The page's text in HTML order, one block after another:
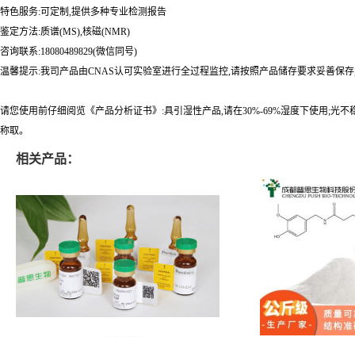
特色服务:可定制,提供多种专业检测报告
鉴定方法:质谱(MS),核磁(NMR)
咨询联系:18080489829(微信同号)
温馨提示:我司产品由CNAS认可实验室进行全过程监控,请按照产品储存要求妥善保
请您使用前仔细阅览《产品分析证书》:具引湿性产品,请在30%-69%湿度下使用;光
称取。
相关产品：